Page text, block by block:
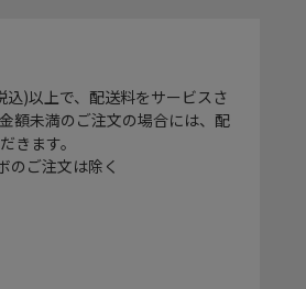
)以上で、配送料をサービスさ
額未満のご注文の場合には、配
きます。
のご注文は除く